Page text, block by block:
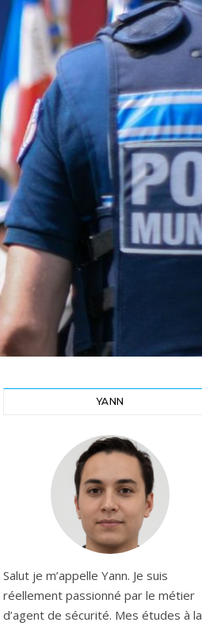
YANN
Salut je m’appelle Yann. Je suis
réellement passionné par le métier
d’agent de sécurité. Mes études à la